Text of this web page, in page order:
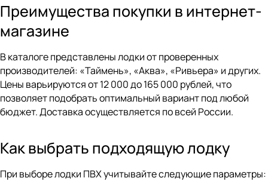
Преимущества покупки в интернет-
магазине
В каталоге представлены лодки от проверенных
производителей: «Таймень», «Аква», «Ривьера» и других.
Цены варьируются от 12 000 до 165 000 рублей, что
позволяет подобрать оптимальный вариант под любой
бюджет. Доставка осуществляется по всей России.
Как выбрать подходящую лодку
При выборе лодки ПВХ учитывайте следующие параметры: